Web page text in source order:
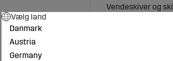
Vendeskiver og
Ved udskiftning
spændinger og
spændinger og
pneumatiske
Vælg land
Danmark
Austria
Germany